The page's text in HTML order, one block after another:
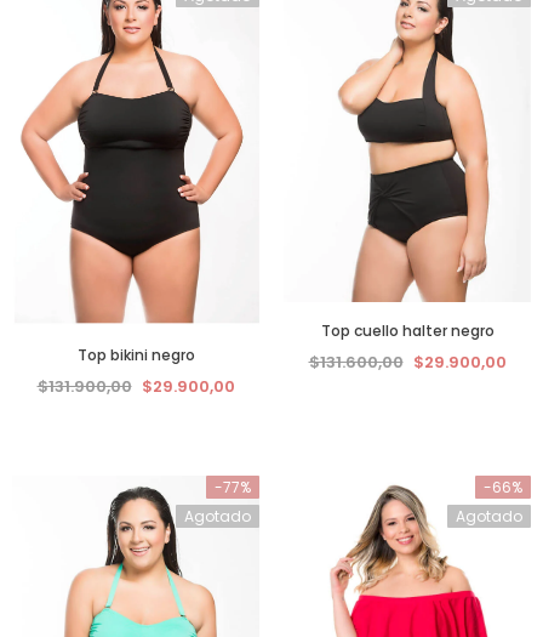
Top bikini negro
$131.900,00 $29.900,00
Top cuello halter negro
$131.600,00 $29.900,00
-77%
Agotado
-66%
Agotado